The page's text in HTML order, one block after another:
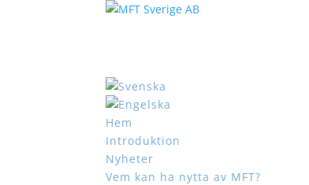
Hem
Introduktion
Nyheter
Vem kan ha nytta av MFT?